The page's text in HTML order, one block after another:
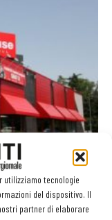
utilizziamo tecnologie
del dispositivo. Il
partner di elaborare
calo fatturato e